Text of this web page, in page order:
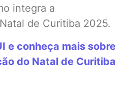
integra a
de Curitiba 2025.
e conheça mais sobre
do Natal de Curitiba